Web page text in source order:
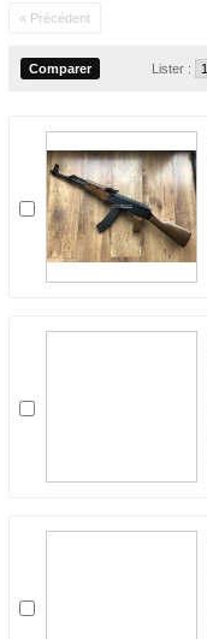
« Précédent
Lister :